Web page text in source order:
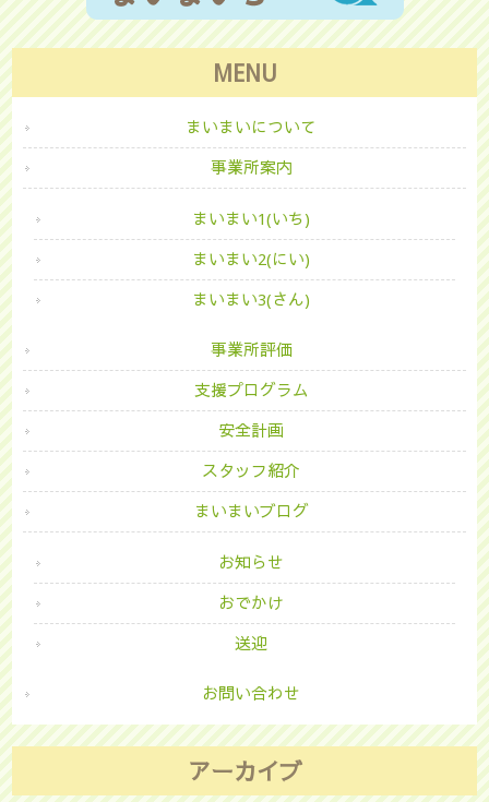
MENU
まいまいについて
事業所案内
まいまい1(いち)
まいまい2(にい)
まいまい3(さん)
事業所評価
支援プログラム
安全計画
スタッフ紹介
まいまいブログ
お知らせ
おでかけ
送迎
お問い合わせ
アーカイブ